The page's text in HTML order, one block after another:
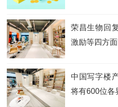
荣昌生物回
激励等四方
中国写字楼
将有600位各